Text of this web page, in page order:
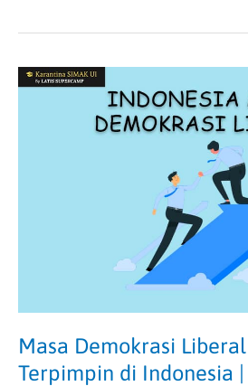
Masa Demokrasi
Terpimpin di Indonesia
Masa
SOSHUM